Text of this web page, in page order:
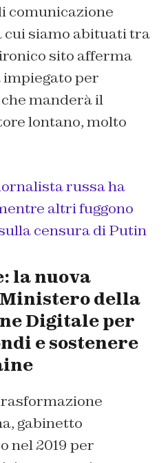
comunicazione
cui siamo abituati tra
sito afferma
impiegato per
manderà il
lontano, molto
russa ha
altri fuggono
censura di Putin
la nuova
della
Digitale per
e sostenere
gabinetto
nel 2019 per